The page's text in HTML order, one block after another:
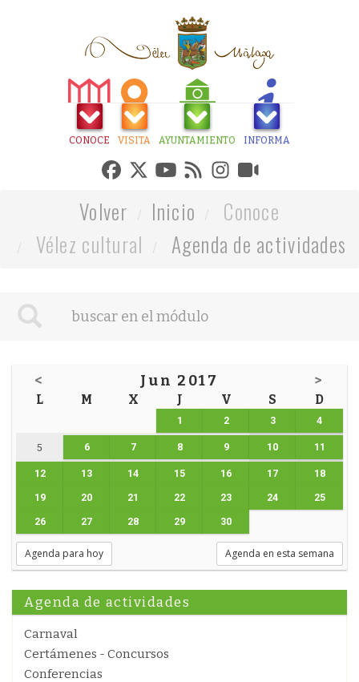
CONOCE VISITA AYUNTAMIENTO INFORMA
Volver Inicio
Conoce
Vélez cultural
Agenda de actividades
< Jun 2017 >
L M X J V S D
1 2 3 4
5 6 7 8 9 10 11
12 13 14 15 16 17 18
19 20 21 22 23 24 25
26 27 28 29 30
Agenda para hoy Agenda en esta semana
Agenda de actividades
Carnaval
Certámenes - Concursos
Conferencias